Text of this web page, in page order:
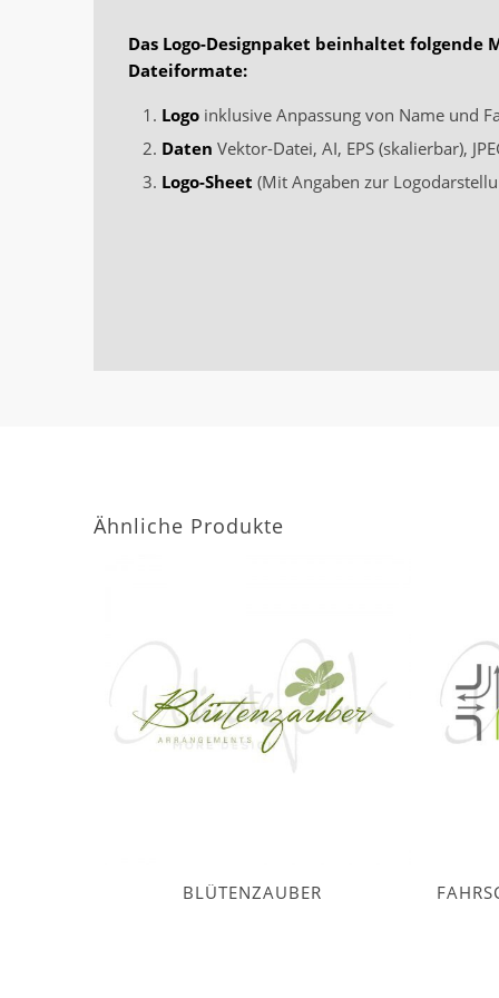
Das Logo-Designpaket beinhaltet folgende
Dateiformate:
Logo inklusive Anpassung von Name und
Daten Vektor-Datei, AI, EPS (skalierbar),
Logo-Sheet (Mit Angaben zur
Ähnliche Produkte
BLÜTENZAUBER